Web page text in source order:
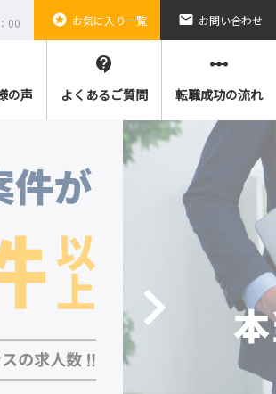
00 stars お気に入り一覧 email お問い合わせ
の声
contact_support
よくあるご質問
linear_scale
転職成功の流れ